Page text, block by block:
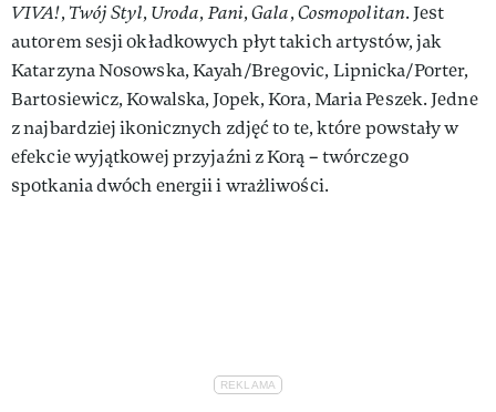
VIVA!, Twój Styl, Uroda, Pani,Gala,Cosmopolitan. Jest
autorem sesji okładkowych płyt takich artystów, jak
Katarzyna Nosowska, Kayah/Bregovic, Lipnicka/Porter,
Bartosiewicz, Kowalska, Jopek, Kora, Maria Peszek. Jedne
z najbardziej ikonicznych zdjęć to te, które powstały w
efekcie wyjątkowej przyjaźni z Korą – twórczego
spotkania dwóch energii i wrażliwości.